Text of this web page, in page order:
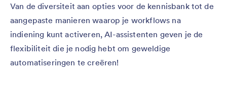
Van de diversiteit aan opties voor de kennisbank tot de
aangepaste manieren waarop je workflows na
indiening kunt activeren, AI-assistenten geven je de
flexibiliteit die je nodig hebt om geweldige
automatiseringen te creëren!